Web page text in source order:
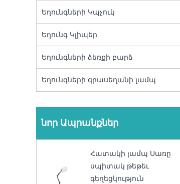
Եղունգների Կպչուկ
Եղունգ Կլիպեր
Եղունգների ձեռքի բարձ
Եղունգների գրասեղանի լամպ
նոր Ապրանքներ
Հատակի լամպ Սառը
սպիտակ թեթեւ
գեղեցկություն